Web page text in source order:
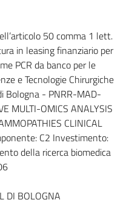
50 comma 1 lett.
in leasing finanziario per
PCR da banco per le
e Tecnologie Chirurgiche
Bologna - PNRR-MAD-
MULTI-OMICS ANALYSIS
CLINICAL
C2 Investimento:
della ricerca biomedica
DI BOLOGNA